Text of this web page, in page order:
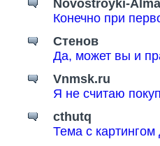
Novostroyki-
Конечно при
Стенов
Да, может вы и
Vnmsk.ru
Я не считаю
cthutq
Тема с